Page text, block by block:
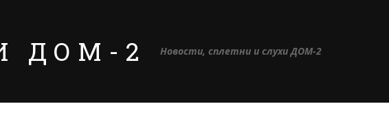
ДОМ-2 Новости, сплетни и слухи ДОМ-2